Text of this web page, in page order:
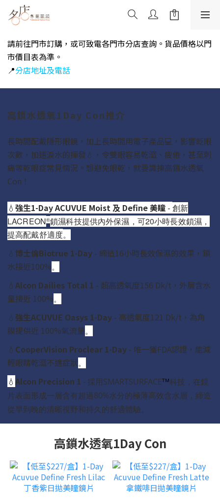
請前往門市訂購，或可致電各門市分店查詢 。貨品價格以門
市價目表為準。
📍分店地址及電話
高鎖水透氧1Day Con推介
長時間配戴隱形眼鏡，加上長時間用電子產品💻，影響眨眼
次數，加速淚水的揮發💧，令雙眼容易乾澀、疲倦，甚至刺
痛等乾眼症常見情況。想避免眼乾，就要識揀高鎖水透氧
Con！
💧 強生1-Day ACUVUE Moist 及 Define 美瞳 - 創新
LACREON®鎖濕科技提供內外保濕，可20小時長效鎖濕，
提高配戴舒適度。
💧 博士倫Biotrue 1-Day - 締造16小時長效保濕的效果，鎖
水接近100%。
💧 Alcon Dailies Total 1 - 超高透氧度156 Dk/t，外層含水
量接近 100%。
💧 強生ACUVUE Oasys 1-Day - 高透氧度121 Dk/t，為角
膜提供近 100%氧流量。
💧 CooperVision Proclear 1-Day - 唯一獲FDA認證，能減
輕眼睛乾澀不適症狀。
💧Alcon Precision 1 - 採用SMARTSURFACETM科技，在鏡
片表面形成一層含有超過80%水分的極薄高效含水層，締造
從早到晚的清晰視野和持久的舒適體驗。
高鎖水透氧1Day Con